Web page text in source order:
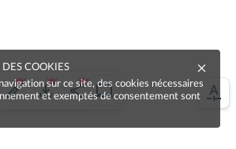
COOKIES
sur ce site, des cookies nécessaires
et exemptés de consentement sont